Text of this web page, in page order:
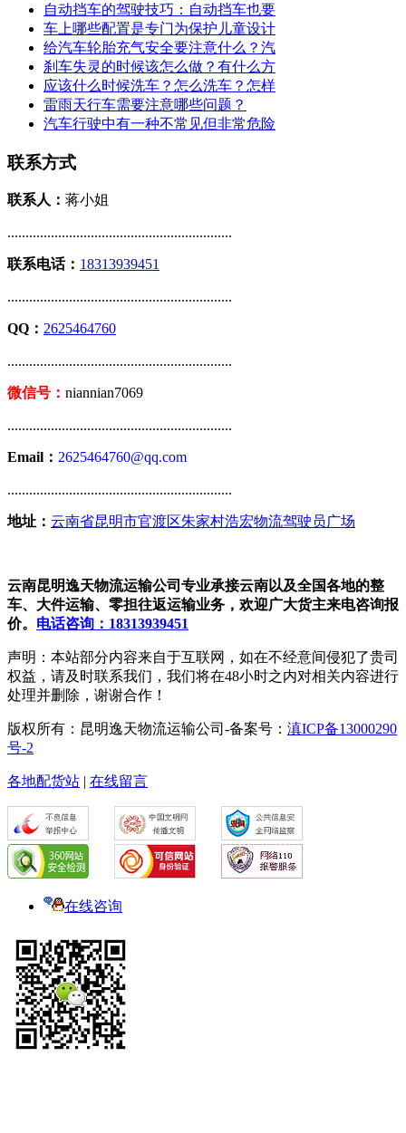
自动挡车的驾驶技巧：自动挡车也要
车上哪些配置是专门为保护儿童设计
给汽车轮胎充气安全要注意什么？汽
刹车失灵的时候该怎么做？有什么方
应该什么时候洗车？怎么洗车？怎样
雷雨天行车需要注意哪些问题？
汽车行驶中有一种不常见但非常危险
联系方式
联系人： 蒋小姐
..............................................................
联系电话： 18313939451
..............................................................
QQ： 2625464760
..............................................................
微信号： niannian7069
..............................................................
Email： 2625464760@qq.com
..............................................................
地址： 云南省昆明市官渡区朱家村浩宏物流驾驶员广场
云南昆明逸天物流运输公司专业承接云南以及全国各地的整
车、大件运输、零担往返运输业务，欢迎广大货主来电咨询报
价。 电话咨询：18313939451
声明：本站部分内容来自于互联网，如在不经意间侵犯了贵司
权益，请及时联系我们，我们将在48小时之内对相关内容进行
处理并删除，谢谢合作！
版权所有：昆明逸天物流运输公司-备案号： 滇ICP备13000290
号-2
各地配货站 | 在线留言
在线咨询